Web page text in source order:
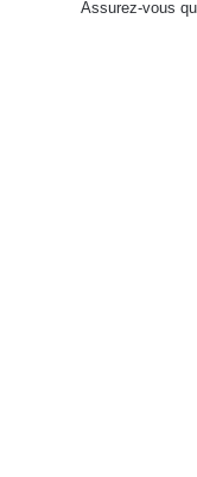
Assurez-vous